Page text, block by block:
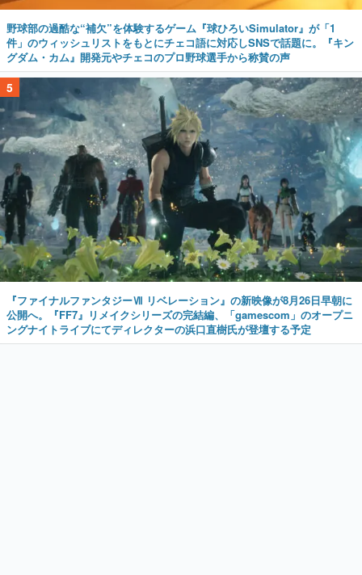
野球部の過酷な“補欠”を体験するゲーム『球ひろいSimulator』が「1
件」のウィッシュリストをもとにチェコ語に対応しSNSで話題に。『キン
グダム・カム』開発元やチェコのプロ野球選手から称賛の声
5
『ファイナルファンタジーⅦ リベレーション』の新映像が8月26日早朝に
公開へ。『FF7』リメイクシリーズの完結編、「gamescom」のオープニ
ングナイトライブにてディレクターの浜口直樹氏が登壇する予定